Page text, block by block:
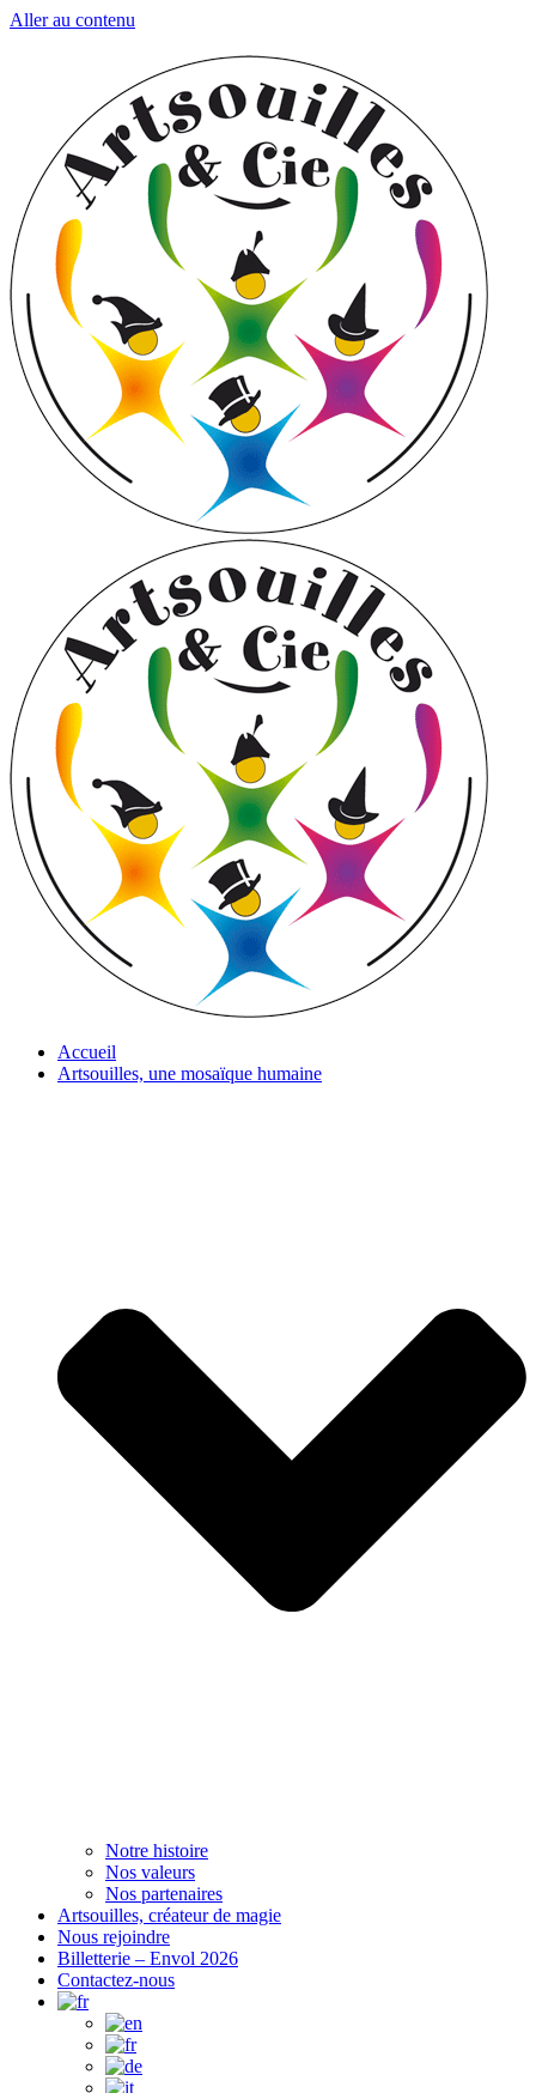
Aller au contenu
Accueil
Artsouilles, une mosaïque humaine
Notre histoire
Nos valeurs
Nos partenaires
Artsouilles, créateur de magie
Nous rejoindre
Billetterie – Envol 2026
Contactez-nous